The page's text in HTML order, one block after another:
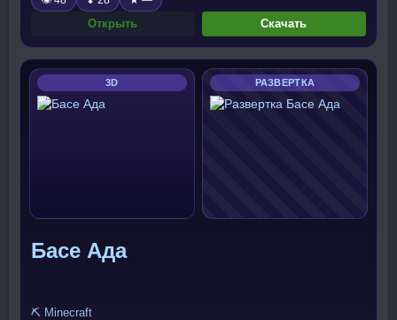
Открыть Скачать
3D РАЗВЕРТКА
Басе Ада
⛏️ Minecraft